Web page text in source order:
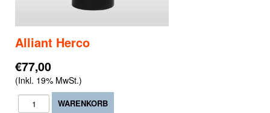
Alliant Herco
€77,00
(Inkl. 19% MwSt.)